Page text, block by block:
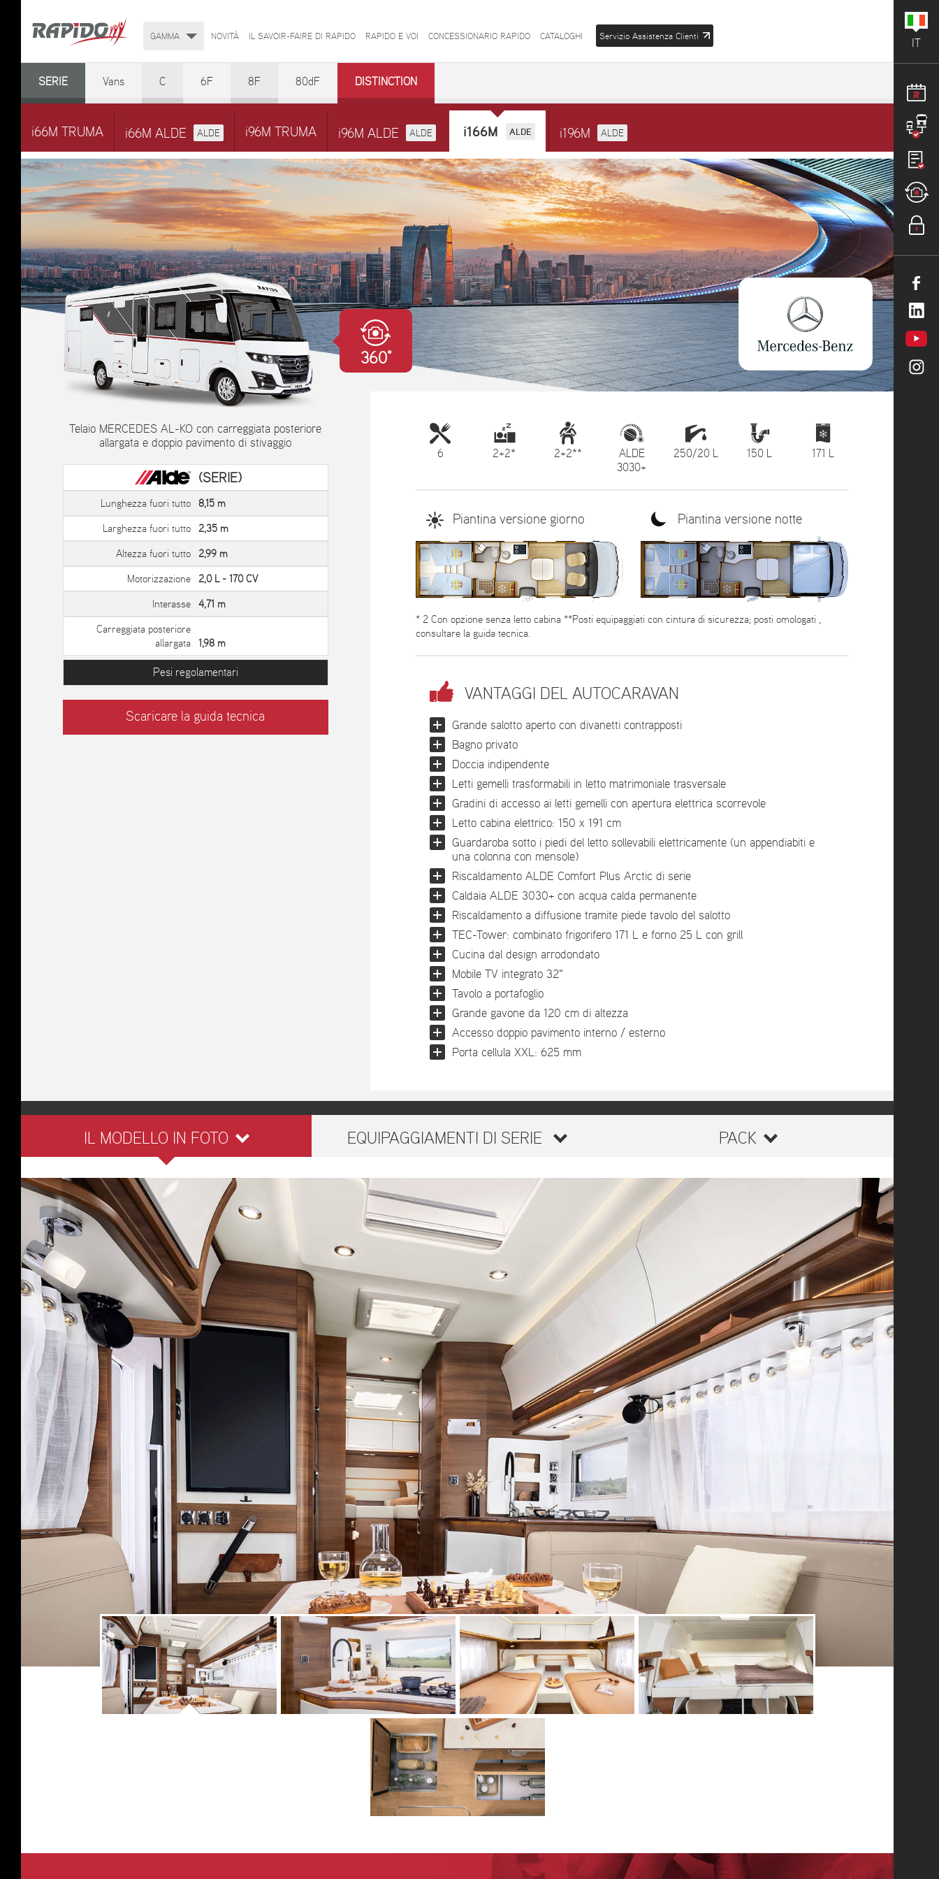
GAMMA NOVITÀ IL SAVOIR-FAIRE DI RAPIDO RAPIDO E VOI CONCESSIONARIO RAPIDO CATALOGHI Servizio Assistenza Clienti
SERIE Vans C 6F 8F 80dF DISTINCTION
i66M TRUMA i66M ALDE ALDE i96M TRUMA i96M ALDE ALDE i166M ALDE i196M ALDE
360°
Telaio MERCEDES AL-KO con carreggiata posteriore
allargata e doppio pavimento di stivaggio
(SERIE)
Lunghezza fuori tutto 8,15 m
Larghezza fuori tutto 2,35 m
Altezza fuori tutto 2,99 m
Motorizzazione 2,0 L - 170 CV
Interasse 4,71 m
Carreggiata posteriore
allargata
1,98 m
Pesi regolamentari
Scaricare la guida tecnica
6 2+2* 2+2**
ALDE
3030+
250/20 L 150 L 171 L
Piantina versione giorno Piantina versione notte
* 2 Con opzione senza letto cabina **Posti equipaggiati con cintura di sicurezza; posti omologati ,
consultare la guida tecnica.
VANTAGGI DEL AUTOCARAVAN
Grande salotto aperto con divanetti contrapposti
Bagno privato
Doccia indipendente
Letti gemelli trasformabili in letto matrimoniale trasversale
Gradini di accesso ai letti gemelli con apertura elettrica scorrevole
Letto cabina elettrico: 150 x 191 cm
Guardaroba sotto i piedi del letto sollevabili elettricamente (un appendiabiti e
una colonna con mensole)
Riscaldamento ALDE Comfort Plus Arctic di serie
Caldaia ALDE 3030+ con acqua calda permanente
Riscaldamento a diffusione tramite piede tavolo del salotto
TEC-Tower: combinato frigorifero 171 L e forno 25 L con grill
Cucina dal design arrodondato
Mobile TV integrato 32"
Tavolo a portafoglio
Grande gavone da 120 cm di altezza
Accesso doppio pavimento interno / esterno
Porta cellula XXL: 625 mm
IL MODELLO IN FOTO EQUIPAGGIAMENTI DI SERIE PACK